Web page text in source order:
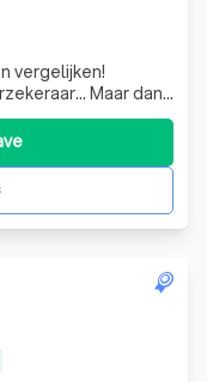
vergelijken!
Maar dan
Alle